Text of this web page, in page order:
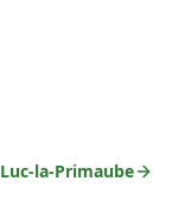
Luc-la-Primaube